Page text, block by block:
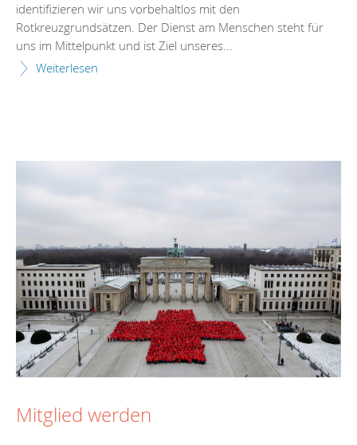
identifizieren wir uns vorbehaltlos mit den
Rotkreuzgrundsätzen. Der Dienst am Menschen steht für
uns im Mittelpunkt und ist Ziel unseres...
Weiterlesen
Mitglied werden